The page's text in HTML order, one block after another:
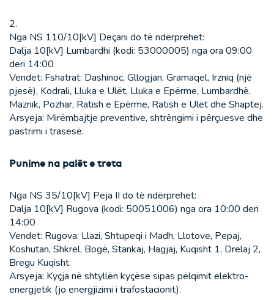
2.
Nga NS 110/10[kV] Deçani do të ndërprehet:
Dalja 10[kV] Lumbardhi (kodi: 53000005) nga ora 09:00
deri 14:00
Vendet: Fshatrat: Dashinoc, Gllogjan, Gramaqel, Irzniq (një
pjesë), Kodrali, Lluka e Ulët, Lluka e Epërme, Lumbardhë,
Maznik, Pozhar, Ratish e Epërme, Ratish e Ulët dhe Shaptej.
Arsyeja: Mirëmbajtje preventive, shtrëngimi i përçuesve dhe
pastrimi i trasesë.
Punime na palët e treta
Nga NS 35/10[kV] Peja II do të ndërprehet:
Dalja 10[kV] Rugova (kodi: 50051006) nga ora 10:00 deri
14:00
Vendet: Rugova: Llazi, Shtupeqi i Madh, Llotove, Pepaj,
Koshutan, Shkrel, Bogë, Stankaj, Hagjaj, Kuqisht 1, Drelaj 2,
Bregu Kuqisht.
Arsyeja: Kyçja në shtyllën kyçëse sipas pëlqimit elektro-
energjetik (jo energjizimi i trafostacionit).